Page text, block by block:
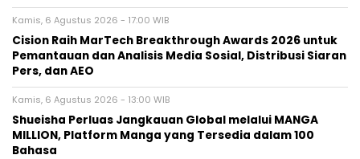
Kamis, 6 Agustus 2026 - 17:00 WIB
Cision Raih MarTech Breakthrough Awards 2026 untuk
Pemantauan dan Analisis Media Sosial, Distribusi Siaran
Pers, dan AEO
Kamis, 6 Agustus 2026 - 13:00 WIB
Shueisha Perluas Jangkauan Global melalui MANGA
MILLION, Platform Manga yang Tersedia dalam 100
Bahasa